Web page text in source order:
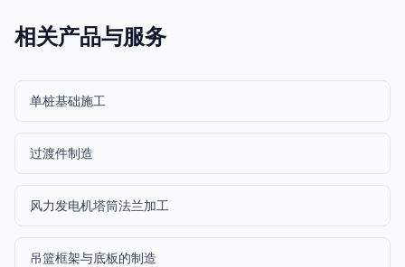
相关产品与服务
单桩基础施工
过渡件制造
风力发电机塔筒法兰加工
吊篮框架与底板的制造